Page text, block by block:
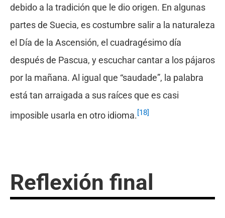
debido a la tradición que le dio origen. En algunas
partes de Suecia, es costumbre salir a la naturaleza
el Día de la Ascensión, el cuadragésimo día
después de Pascua, y escuchar cantar a los pájaros
por la mañana. Al igual que “saudade”, la palabra
está tan arraigada a sus raíces que es casi
imposible usarla en otro idioma.[18]
Reflexión final